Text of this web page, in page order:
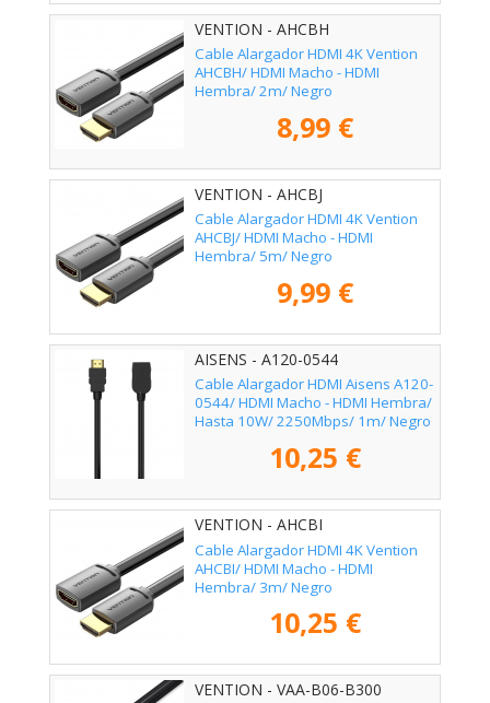
VENTION - AHCBH
Cable Alargador HDMI 4K Vention
AHCBH/ HDMI Macho - HDMI
Hembra/ 2m/ Negro
8,99 €
VENTION - AHCBJ
Cable Alargador HDMI 4K Vention
AHCBJ/ HDMI Macho - HDMI
Hembra/ 5m/ Negro
9,99 €
AISENS - A120-0544
Cable Alargador HDMI Aisens A120-
0544/ HDMI Macho - HDMI Hembra/
Hasta 10W/ 2250Mbps/ 1m/ Negro
10,25 €
VENTION - AHCBI
Cable Alargador HDMI 4K Vention
AHCBI/ HDMI Macho - HDMI
Hembra/ 3m/ Negro
10,25 €
VENTION - VAA-B06-B300